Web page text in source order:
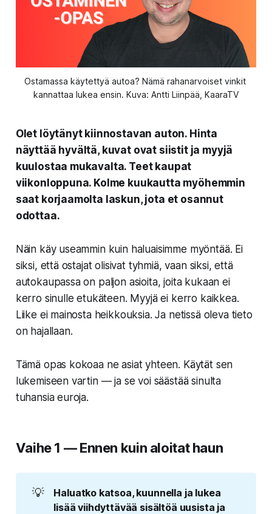
Ostamassa käytettyä autoa? Nämä rahanarvoiset vinkit
kannattaa lukea ensin. Kuva: Antti Liinpää, KaaraTV
Olet löytänyt kiinnostavan auton. Hinta
näyttää hyvältä, kuvat ovat siistit ja myyjä
kuulostaa mukavalta. Teet kaupat
viikonloppuna. Kolme kuukautta myöhemmin
saat korjaamolta laskun, jota et osannut
odottaa.
Näin käy useammin kuin haluaisimme myöntää. Ei
siksi, että ostajat olisivat tyhmiä, vaan siksi, että
autokaupassa on paljon asioita, joita kukaan ei
kerro sinulle etukäteen. Myyjä ei kerro kaikkea.
Liike ei mainosta heikkouksia. Ja netissä oleva tieto
on hajallaan.
Tämä opas kokoaa ne asiat yhteen. Käytät sen
lukemiseen vartin — ja se voi säästää sinulta
tuhansia euroja.
Vaihe 1 — Ennen kuin aloitat haun
💡
Haluatko katsoa, kuunnella ja lukea
lisää viihdyttävää sisältöä uusista ja